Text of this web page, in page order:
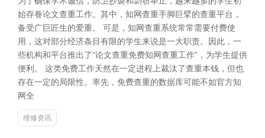
始存眷论文查重工作。其中，知网查重手脚巨擘的查重平台，
备受广巨匠生的爱重。 可是，知网查重系统常常需要付费使
用，这对部分经济条目有限的学生来说是一大职责。因此，一
些机构和平台推出了“论文查重免费知网查重工作”，为学生提供
便利。 这类免费工作天然在一定进程上裁汰了查重本钱，但也
存在一定的局限性。率先，免费查重的数据库可能不如官方知
网全
维修资讯